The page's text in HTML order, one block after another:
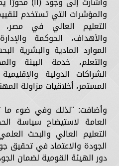
والمؤشرات التي تستخدم
التعليم العالي في مصر،
والأهداف، الحوكمة
الموارد المادية والبشرية
والتعلم، خدمة البيئة
الشراكات الدولية
المستمر، أخلاقيات مزاولة
وأضافت: "لذلك وفي ضوء ما
العامة لاستيضاح سياسة
التعليم العالي والبحث
الجودة والاعتماد في تحقيق
دور الهيئة القومية لضمان